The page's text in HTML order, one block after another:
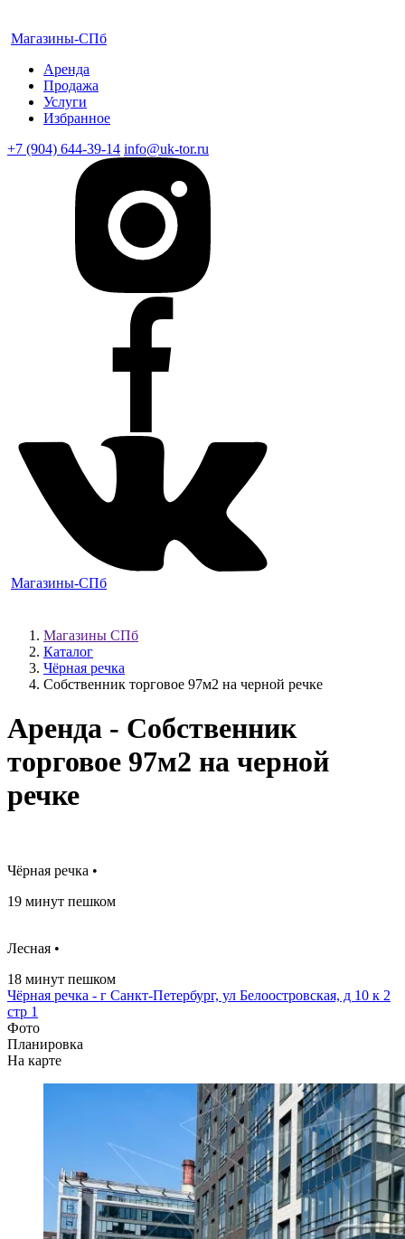
Магазины-СПб
Аренда
Продажа
Услуги
Избранное
+7 (904) 644-39-14 info@uk-tor.ru
Магазины-СПб
Магазины СПб
Каталог
Чёрная речка
Собственник торговое 97м2 на черной речке
Аренда - Собственник
торговое 97м2 на черной
речке
Чёрная речка •
19 минут пешком
Лесная •
18 минут пешком
Чёрная речка - г Санкт-Петербург, ул Белоостровская, д 10 к 2
стр 1
Фото
Планировка
На карте